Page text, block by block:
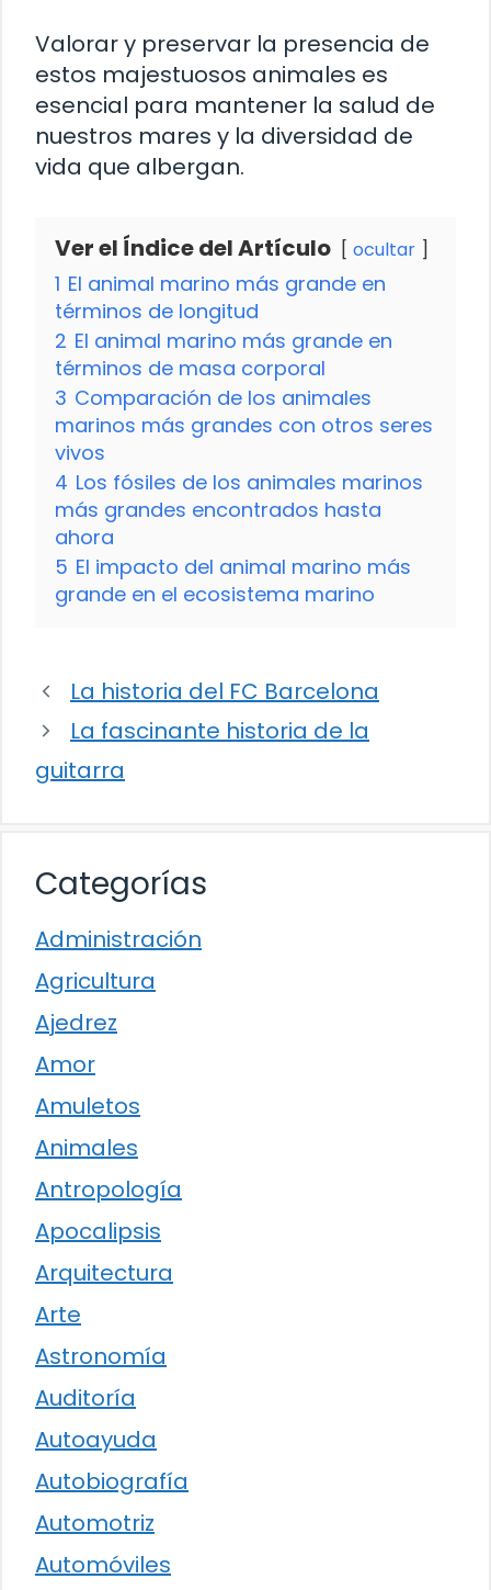
Valorar y preservar la presencia de
estos majestuosos animales es
esencial para mantener la salud de
nuestros mares y la diversidad de
vida que albergan.
Ver el Índice del Artículo ocultar
1 El animal marino más grande en
términos de longitud
2 El animal marino más grande en
términos de masa corporal
3 Comparación de los animales
marinos más grandes con otros seres
vivos
4 Los fósiles de los animales marinos
más grandes encontrados hasta
ahora
5 El impacto del animal marino más
grande en el ecosistema marino
La historia del FC Barcelona
La fascinante historia de la
guitarra
Categorías
Administración
Agricultura
Ajedrez
Amor
Amuletos
Animales
Antropología
Apocalipsis
Arquitectura
Arte
Astronomía
Auditoría
Autoayuda
Autobiografía
Automotriz
Automóviles